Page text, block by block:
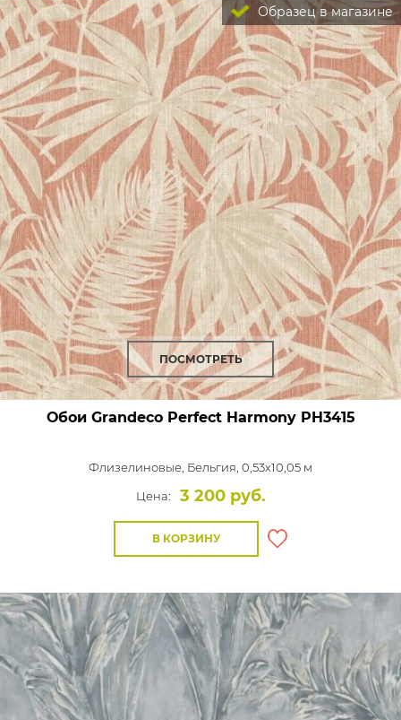
Образец в магазине
ПОСМОТРЕТЬ
Обои Grandeco Perfect HarmonyPH3415
Флизелиновые, Бельгия, 0,53x10,05 м
Цена:
3 200 руб.
В КОРЗИНУ